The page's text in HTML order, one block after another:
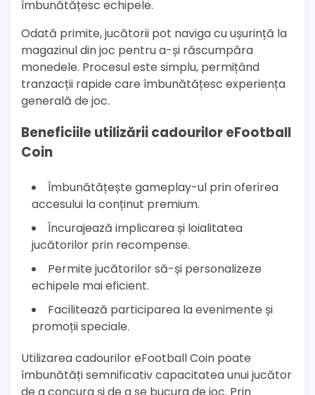
îmbunătățesc echipele.
Odată primite, jucătorii pot naviga cu ușurință la
magazinul din joc pentru a-și răscumpăra
monedele. Procesul este simplu, permițând
tranzacții rapide care îmbunătățesc experiența
generală de joc.
Beneficiile utilizării cadourilor eFootball
Coin
Îmbunătățește gameplay-ul prin oferirea
accesului la conținut premium.
Încurajează implicarea și loialitatea
jucătorilor prin recompense.
Permite jucătorilor să-și personalizeze
echipele mai eficient.
Facilitează participarea la evenimente și
promoții speciale.
Utilizarea cadourilor eFootball Coin poate
îmbunătăți semnificativ capacitatea unui jucător
de a concura și de a se bucura de joc. Prin